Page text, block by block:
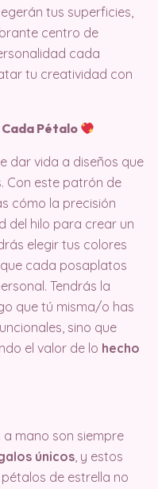
tus superficies,
centro de
cada
tu creatividad con
Cada Pétalo
dar vida a diseños que
Con este patrón de
cómo la precisión
del hilo para crear un
elegir tus colores
cada posaplatos
Tendrás la
que tú misma/o has
sino que
el valor de lo hecho
mano son siempre
únicos, y estos
de estrella no